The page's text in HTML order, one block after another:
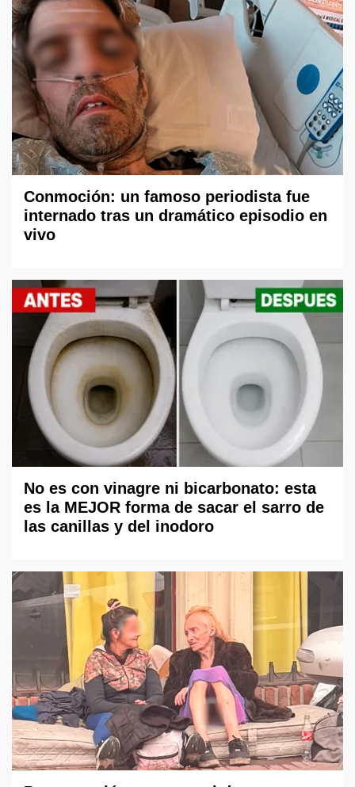
Conmoción: un famoso periodista fue
internado tras un dramático episodio en
vivo
No es con vinagre ni bicarbonato: esta
es la MEJOR forma de sacar el sarro de
las canillas y del inodoro